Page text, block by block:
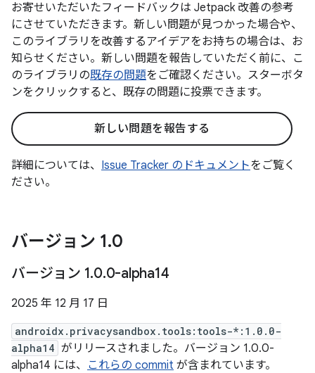
お寄せいただいたフィードバックは Jetpack 改善の参考
にさせていただきます。新しい問題が見つかった場合や、
このライブラリを改善するアイデアをお持ちの場合は、お
知らせください。新しい問題を報告していただく前に、こ
のライブラリの既存の問題をご確認ください。スターボタ
ンをクリックすると、既存の問題に投票できます。
新しい問題を報告する
詳細については、 Issue Tracker のドキュメントをご覧く
ださい。
バージョン 1.0
バージョン 1.0.0-alpha14
2025 年 12 月 17 日
androidx.privacysandbox.tools:tools-*:1.0.0-
alpha14 がリリースされました。バージョン 1.0.0-
alpha14 には、 これらの commit が含まれています。